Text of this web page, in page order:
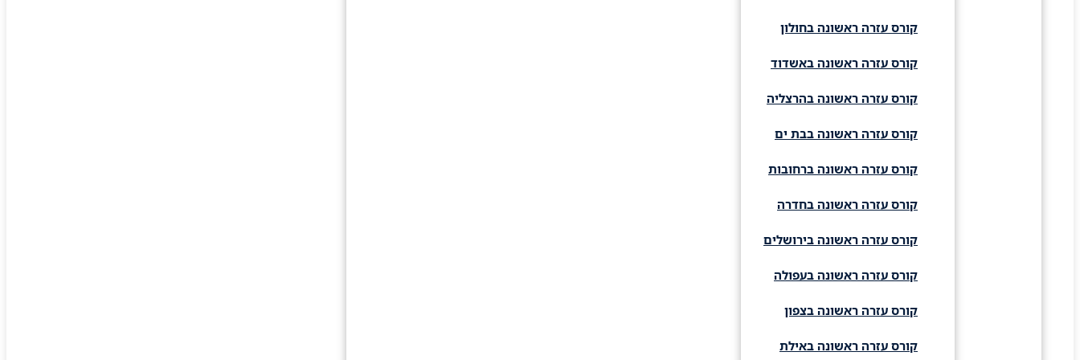
קורס עזרה ראשונה בחולון
קורס עזרה ראשונה באשדוד
קורס עזרה ראשונה בהרצליה
קורס עזרה ראשונה בבת ים
קורס עזרה ראשונה ברחובות
קורס עזרה ראשונה בחדרה
קורס עזרה ראשונה בירושלים
קורס עזרה ראשונה בעפולה
קורס עזרה ראשונה בצפון
קורס עזרה ראשונה באילת